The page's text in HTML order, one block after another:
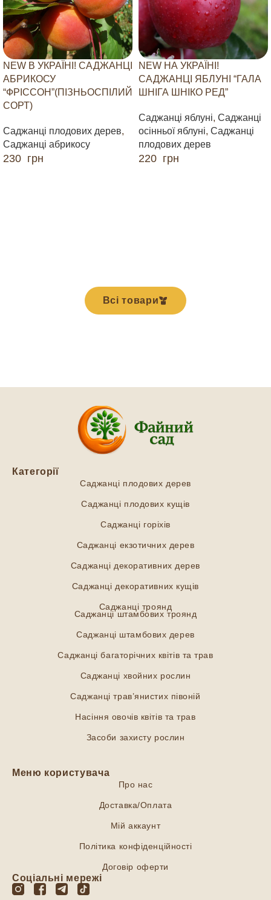
NEW В УКРАЇНІ! САДЖАНЦІ
АБРИКОСУ
“ФРІССОН”(ПІЗНЬОСПІЛИЙ
СОРТ)
Саджанці плодових дерев,
Саджанці абрикосу
230 грн
NEW НА УКРАЇНІ!
САДЖАНЦІ ЯБЛУНІ “ГАЛА
ШНІГА ШНІКО РЕД”
Саджанці яблуні, Саджанці
осінньої яблуні, Саджанці
плодових дерев
220 грн
Всі товари
Категорії
Саджанці плодових дерев
Саджанці плодових кущів
Саджанці горіхів
Саджанці екзотичних дерев
Саджанці декоративних дерев
Саджанці декоративних кущів
Саджанці троянд
Саджанці штамбових троянд
Саджанці штамбових дерев
Саджанці багаторічних квітів та трав
Саджанці хвойних рослин
Саджанці трав’янистих півоній
Насіння овочів квітів та трав
Засоби захисту рослин
Меню користувача
Про нас
Доставка/Оплата
Мій аккаунт
Політика конфіденційності
Договір оферти
Соціальні мережі